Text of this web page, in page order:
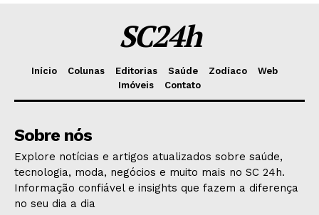
SC24h
Início Colunas Editorias Saúde Zodíaco
Web
Imóveis
Contato
Sobre nós
Explore notícias e artigos atualizados sobre saúde,
tecnologia, moda, negócios e muito mais no SC 24h.
Informação confiável e insights que fazem a diferença
no seu dia a dia